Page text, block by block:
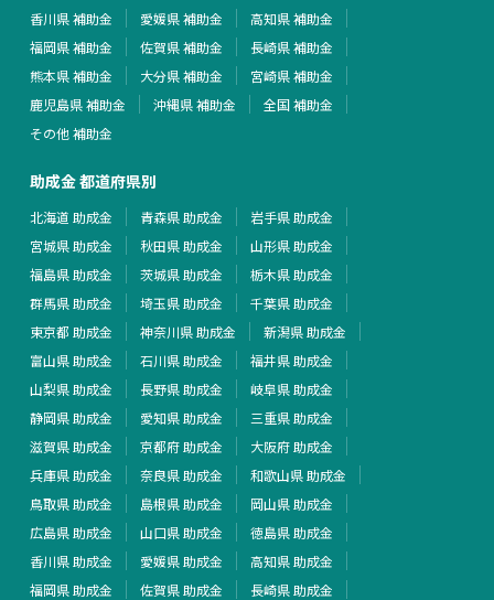
香川県 補助金
愛媛県 補助金
高知県 補助金
福岡県 補助金
佐賀県 補助金
長崎県 補助金
熊本県 補助金
大分県 補助金
宮崎県 補助金
鹿児島県 補助金
沖縄県 補助金
全国 補助金
その他 補助金
助成金 都道府県別
北海道 助成金 青森県 助成金
岩手県 助成金
宮城県 助成金
秋田県 助成金
山形県 助成金
福島県 助成金
茨城県 助成金
栃木県 助成金
群馬県 助成金
埼玉県 助成金
千葉県 助成金
東京都 助成金
神奈川県 助成金
新潟県 助成金
富山県 助成金
石川県 助成金
福井県 助成金
山梨県 助成金
長野県 助成金
岐阜県 助成金
静岡県 助成金
愛知県 助成金
三重県 助成金
滋賀県 助成金
京都府 助成金
大阪府 助成金
兵庫県 助成金
奈良県 助成金
和歌山県 助成金
鳥取県 助成金
島根県 助成金
岡山県 助成金
広島県 助成金
山口県 助成金
徳島県 助成金
香川県 助成金
愛媛県 助成金
高知県 助成金
福岡県 助成金
佐賀県 助成金
長崎県 助成金